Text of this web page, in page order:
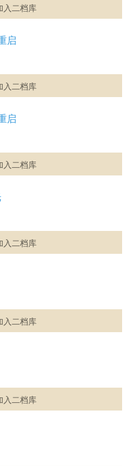
入二档库
启
入二档库
启
入二档库
入二档库
入二档库
入二档库